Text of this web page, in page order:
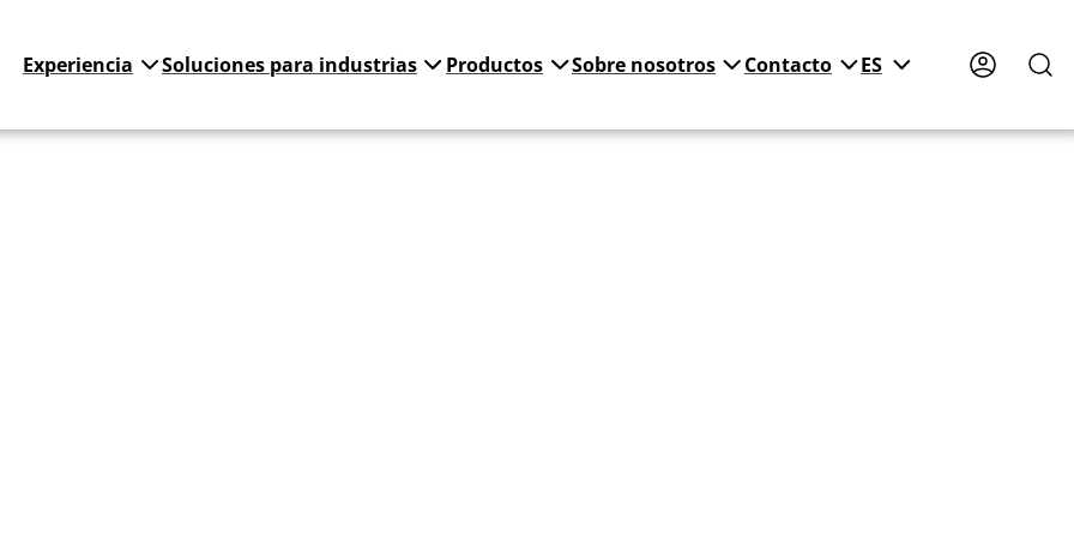
Experiencia Soluciones para industrias Productos Sobre nosotros Contacto ES